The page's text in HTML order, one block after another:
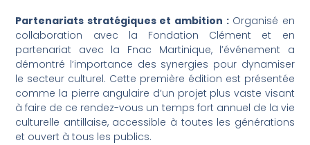
Partenariats stratégiques et ambition :Organisé en
collaboration avec la Fondation Clément et en
partenariat avec la Fnac Martinique, l’événement a
démontré l’importance des synergies pour dynamiser
le secteur culturel. Cette première édition est présentée
comme la pierre angulaire d’un projet plus vaste visant
à faire de ce rendez-vous un temps fort annuel de la vie
culturelle antillaise, accessible à toutes les générations
et ouvert à tous les publics.